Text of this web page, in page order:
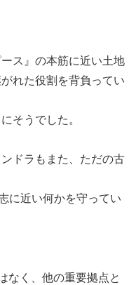
ス』の本筋に近い土地
れた役割を背負ってい
そうでした。
ドラもまた、ただの古
に近い何かを守ってい
なく、他の重要拠点と